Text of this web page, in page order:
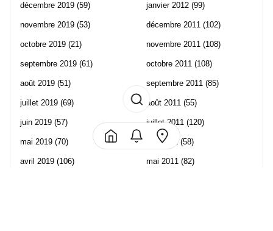
décembre 2019 (59)
novembre 2019 (53)
octobre 2019 (21)
septembre 2019 (61)
août 2019 (51)
juillet 2019 (69)
juin 2019 (57)
mai 2019 (70)
avril 2019 (106)
janvier 2012 (99)
décembre 2011 (102)
novembre 2011 (108)
octobre 2011 (108)
septembre 2011 (85)
août 2011 (55)
juillet 2011 (120)
juin 2011(58)
mai 2011 (82)